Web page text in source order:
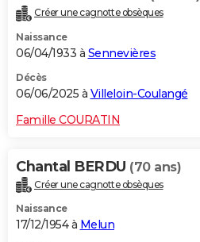
Créer une cagnotte obsèques
Naissance
06/04/1933 à Sennevières
Décès
06/06/2025 à Villeloin-Coulangé
Famille COURATIN
Chantal BERDU (70 ans)
Créer une cagnotte obsèques
Naissance
17/12/1954 à Melun